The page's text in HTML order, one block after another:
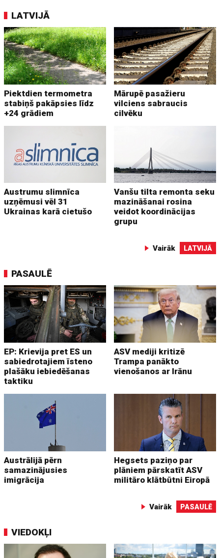
LATVIJĀ
Piektdien termometra
stabiņš pakāpsies līdz
+24 grādiem
Mārupē pasažieru
vilciens sabraucis
cilvēku
Austrumu slimnīca
uzņēmusi vēl 31
Ukrainas karā cietušo
Vanšu tilta remonta seku
mazināšanai rosina
veidot koordinācijas
grupu
Vairāk LATVIJĀ
PASAULĒ
EP: Krievija pret ES un
sabiedrotajiem īsteno
plašāku iebiedēšanas
taktiku
ASV mediji kritizē
Trampa panākto
vienošanos ar Irānu
Austrālijā pērn
samazinājusies
imigrācija
Hegsets paziņo par
plāniem pārskatīt ASV
militāro klātbūtni Eiropā
Vairāk PASAULĒ
VIEDOKĻI